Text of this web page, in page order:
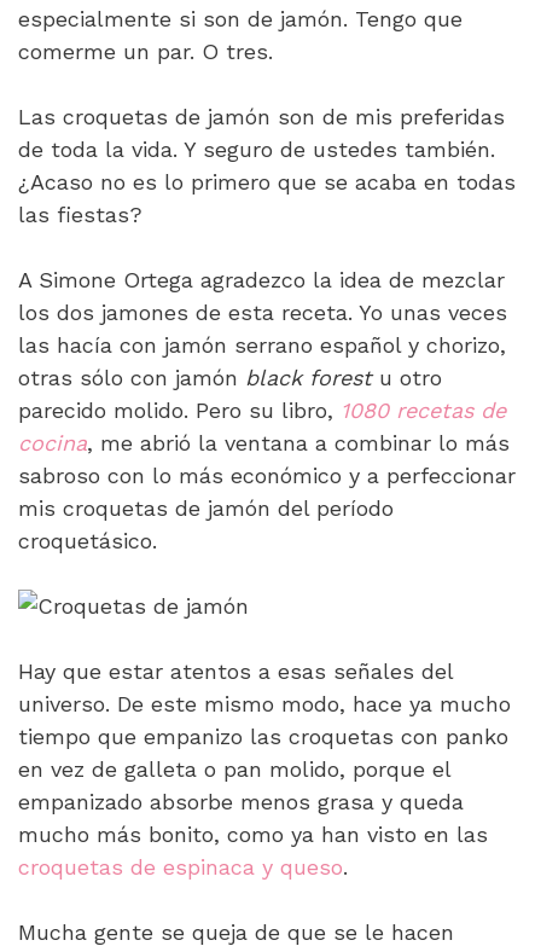
especialmente si son de jamón. Tengo que
comerme un par. O tres.
Las croquetas de jamón son de mis preferidas
de toda la vida. Y seguro de ustedes también.
¿Acaso no es lo primero que se acaba en todas
las fiestas?
A Simone Ortega agradezco la idea de mezclar
los dos jamones de esta receta. Yo unas veces
las hacía con jamón serrano español y chorizo,
otras sólo con jamón black forestu otro
parecido molido. Pero su libro, 1080 recetas de
cocina, me abrió la ventana a combinar lo más
sabroso con lo más económico y a perfeccionar
mis croquetas de jamón del período
croquetásico.
Hay que estar atentos a esas señales del
universo. De este mismo modo, hace ya mucho
tiempo que empanizo las croquetas con panko
en vez de galleta o pan molido, porque el
empanizado absorbe menos grasa y queda
mucho más bonito, como ya han visto en las
croquetas de espinaca y queso.
Mucha gente se queja de que se le hacen